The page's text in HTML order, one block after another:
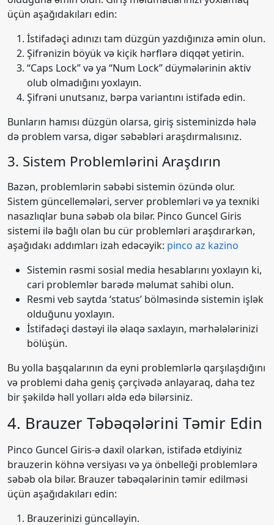
üçün aşağıdakıları edin:
İstifadəçi adınızı tam düzgün yazdığınıza əmin olun.
Şifrənizin böyük və kiçik hərflərə diqqət yetirin.
“Caps Lock” və ya “Num Lock” düymələrinin aktiv
olub olmadığını yoxlayın.
Şifrəni unutsanız, bərpa variantını istifadə edin.
Bunların hamısı düzgün olarsa, giriş sisteminizdə hələ
də problem varsa, digər səbəbləri araşdırmalısınız.
3. Sistem Problemlərini Araşdırın
Bazən, problemlərin səbəbi sistemin özündə olur.
Sistem güncellemələri, server problemləri və ya texniki
nasazlıqlar buna səbəb ola bilər. Pinco Guncel Giris
sistemi ilə bağlı olan bu cür problemləri araşdırarkən,
aşağıdakı addımları izah edəcəyik: pinco az kazino
Sistemin rəsmi sosial media hesablarını yoxlayın ki,
cari problemlər barədə məlumat sahibi olun.
Resmi veb saytda ‘status’ bölməsində sistemin işlək
olduğunu yoxlayın.
İstifadəçi dəstəyi ilə əlaqə saxlayın, mərhələlərinizi
bölüşün.
Bu yolla başqalarının da eyni problemlərlə qarşılaşdığını
və problemi daha geniş çərçivədə anlayaraq, daha tez
bir şəkildə həll yolları əldə edə bilərsiniz.
4. Brauzer Təbəqələrini Təmir Edin
Pinco Guncel Giris-ə daxil olarkən, istifadə etdiyiniz
brauzerin köhnə versiyası və ya önbelleği problemlərə
səbəb ola bilər. Brauzer təbəqələrinin təmir edilməsi
üçün aşağıdakıları edin:
Brauzerinizi güncəlləyin.